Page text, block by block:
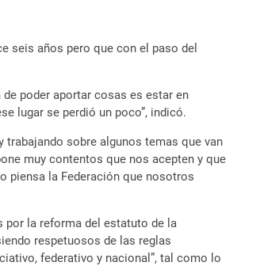
seis años pero que con el paso del
poder aportar cosas es estar en
lugar se perdió un poco”, indicó.
trabajando sobre algunos temas que van
muy contentos que nos acepten y que
piensa la Federación que nosotros
por la reforma del estatuto de la
respetuosos de las reglas
federativo y nacional”, tal como lo